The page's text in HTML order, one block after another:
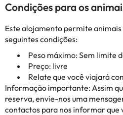
Condições para os
Este alojamento permite
seguintes condições:
Peso máximo: Sem limite
Preço: livre
Relate que você viajará
Informação importante: Assim
reserva, envie-nos uma
contactos para nos informar que